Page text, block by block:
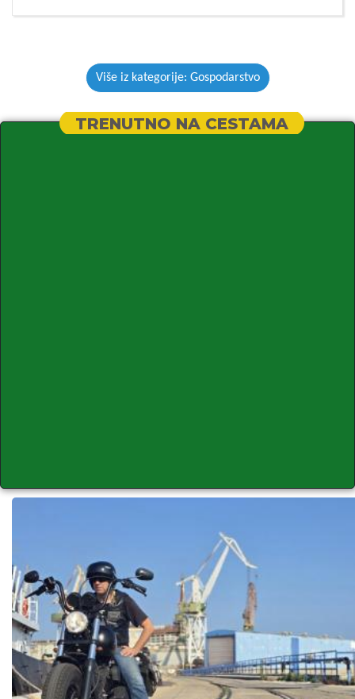
Više iz kategorije: Gospodarstvo
TRENUTNO NA CESTAMA